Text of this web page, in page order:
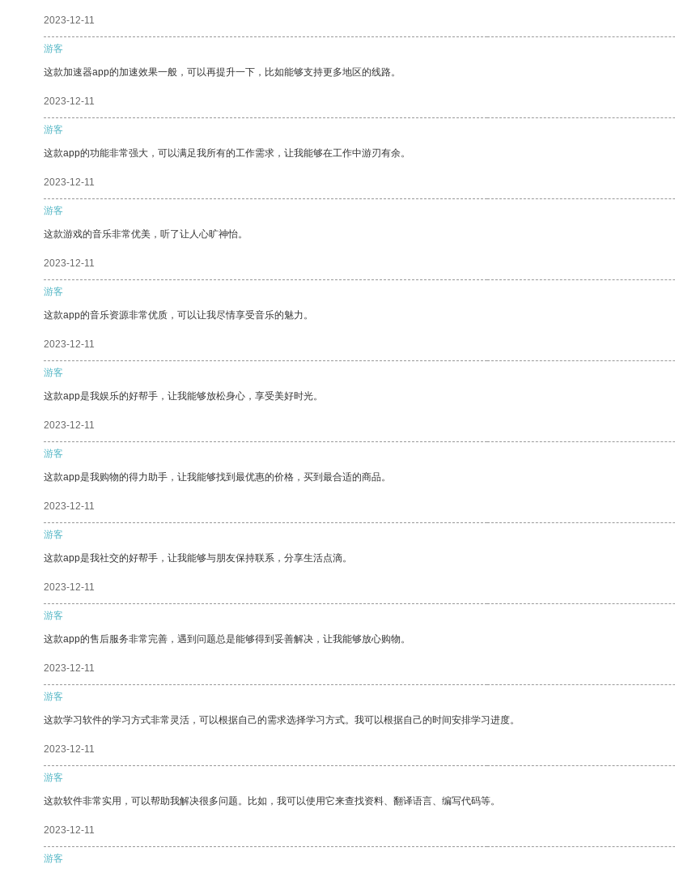
2023-12-11
游客
这款加速器app的加速效果一般，可以再提升一下，比如能够支持更多地区的线路。
2023-12-11
游客
这款app的功能非常强大，可以满足我所有的工作需求，让我能够在工作中游刃有余。
2023-12-11
游客
这款游戏的音乐非常优美，听了让人心旷神怡。
2023-12-11
游客
这款app的音乐资源非常优质，可以让我尽情享受音乐的魅力。
2023-12-11
游客
这款app是我娱乐的好帮手，让我能够放松身心，享受美好时光。
2023-12-11
游客
这款app是我购物的得力助手，让我能够找到最优惠的价格，买到最合适的商品。
2023-12-11
游客
这款app是我社交的好帮手，让我能够与朋友保持联系，分享生活点滴。
2023-12-11
游客
这款app的售后服务非常完善，遇到问题总是能够得到妥善解决，让我能够放心购物。
2023-12-11
游客
这款学习软件的学习方式非常灵活，可以根据自己的需求选择学习方式。我可以根据自己的时间安排学习进度。
2023-12-11
游客
这款软件非常实用，可以帮助我解决很多问题。比如，我可以使用它来查找资料、翻译语言、编写代码等。
2023-12-11
游客